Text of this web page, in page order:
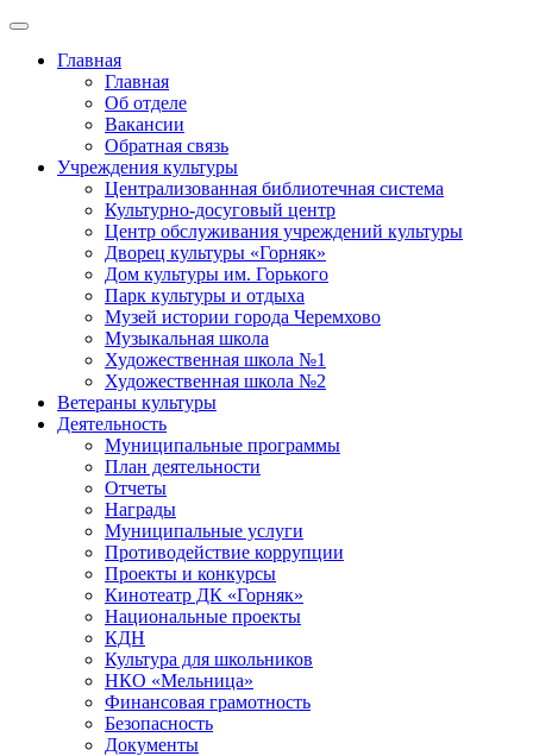
Главная
Главная
Об отделе
Вакансии
Обратная связь
Учреждения культуры
Централизованная библиотечная система
Культурно-досуговый центр
Центр обслуживания учреждений культуры
Дворец культуры «Горняк»
Дом культуры им. Горького
Парк культуры и отдыха
Музей истории города Черемхово
Музыкальная школа
Художественная школа №1
Художественная школа №2
Ветераны культуры
Деятельность
Муниципальные программы
План деятельности
Отчеты
Награды
Муниципальные услуги
Противодействие коррупции
Проекты и конкурсы
Кинотеатр ДК «Горняк»
Национальные проекты
КДН
Культура для школьников
НКО «Мельница»
Финансовая грамотность
Безопасность
Документы